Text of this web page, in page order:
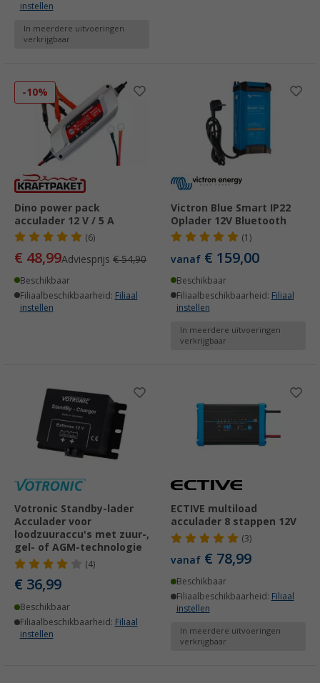
instellen
In meerdere uitvoeringen
verkrijgbaar
-10%
Dino power pack
acculader 12 V / 5 A
(6)
€ 48,99Adviesprijs € 54,90
Beschikbaar
Filiaalbeschikbaarheid: Filiaal
instellen
Victron Blue Smart IP22
Oplader 12V Bluetooth
(1)
vanaf € 159,00
Beschikbaar
Filiaalbeschikbaarheid: Filiaal
instellen
In meerdere uitvoeringen
verkrijgbaar
Votronic Standby-lader
Acculader voor
loodzuuraccu's met zuur-,
gel- of AGM-technologie
(4)
€ 36,99
Beschikbaar
Filiaalbeschikbaarheid: Filiaal
instellen
ECTIVE multiload
acculader 8 stappen 12V
(3)
vanaf € 78,99
Beschikbaar
Filiaalbeschikbaarheid: Filiaal
instellen
In meerdere uitvoeringen
verkrijgbaar